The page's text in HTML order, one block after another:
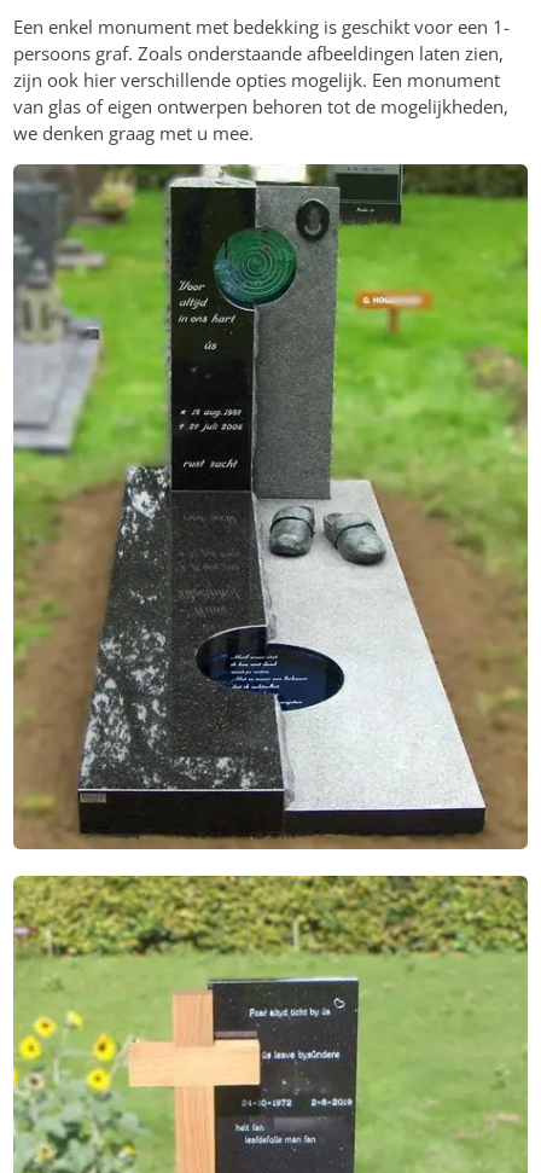
Een enkel monument met bedekking is geschikt voor een 1-
persoons graf. Zoals onderstaande afbeeldingen laten zien,
zijn ook hier verschillende opties mogelijk. Een monument
van glas of eigen ontwerpen behoren tot de mogelijkheden,
we denken graag met u mee.